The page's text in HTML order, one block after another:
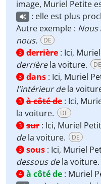
image, Muriel Petite
: elle est plus
Autre exemple : Nous
nous.
DE
3 derrière : Ici,
derrièrela voiture. DE
3 dans : Ici, Muriel
l'intérieur dela
3 à côté de : Ici,
la voiture.
DE
3 sur : Ici, Muriel
dela voiture. DE
3 sous : Ici, Muriel
dessous dela voiture.
4 à côté de : Muriel